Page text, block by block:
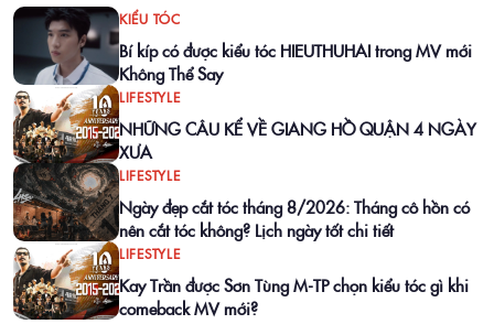
KIỂU TÓC
Bí kíp có được kiểu tóc HIEUTHUHAI trong MV mới
Không Thể Say
LIFESTYLE
NHỮNG CÂU KỂ VỀ GIANG HỒ QUẬN 4 NGÀY
XƯA
LIFESTYLE
Ngày đẹp cắt tóc tháng 8/2026: Tháng cô hồn có
nên cắt tóc không? Lịch ngày tốt chi tiết
LIFESTYLE
Kay Trần được Sơn Tùng M-TP chọn kiểu tóc gì khi
comeback MV mới?